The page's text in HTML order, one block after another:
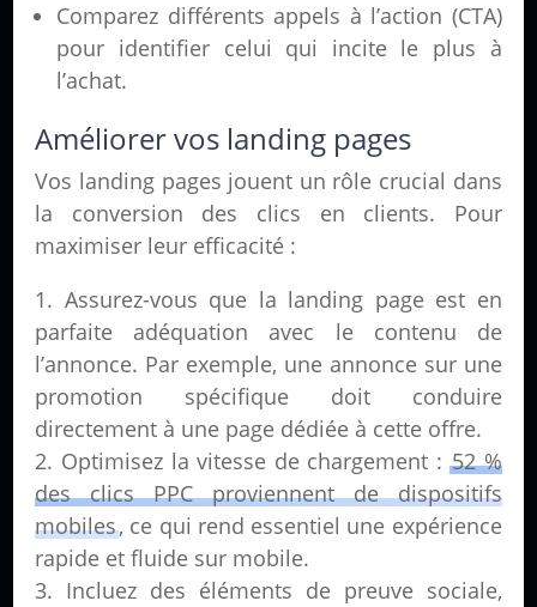
Comparez différents appels à l’action (CTA)
pour identifier celui qui incite le plus à
l’achat.
Améliorer vos landing pages
Vos landing pages jouent un rôle crucial dans
la conversion des clics en clients. Pour
maximiser leur efficacité :
Assurez-vous que la landing page est en
parfaite adéquation avec le contenu de
l’annonce. Par exemple, une annonce sur une
promotion spécifique doit conduire
directement à une page dédiée à cette offre.
Optimisez la vitesse de chargement :52 %
des clics PPC proviennent de dispositifs
mobiles, ce qui rend essentiel une expérience
rapide et fluide sur mobile.
Incluez des éléments de preuve sociale,